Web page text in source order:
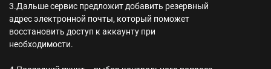
3.Дальше сервис предложит добавить резервный
адрес электронной почты, который поможет
восстановить доступ к аккаунту при
необходимости.